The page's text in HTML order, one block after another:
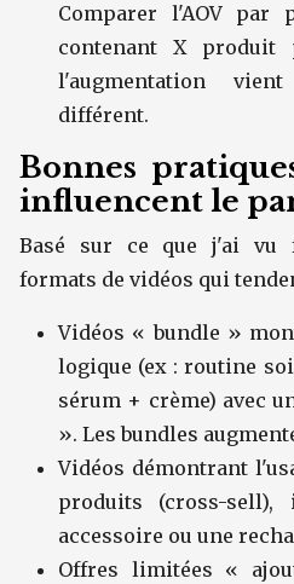
Comparer l'AOV par
contenant X produit
l'augmentation
différent.
Bonnes
influencent le
Basé sur ce que j'ai vu
formats de vidéos qui
Vidéos « bundle »
logique (ex : routine
sérum + crème) avec
». Les bundles
Vidéos démontrant
produits (cross-
accessoire ou une
Offres limitées «